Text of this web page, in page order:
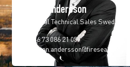
Anton Andersson
Regional Technical Sales Sweden
+46 73 086 21 05
anton.andersson@fireseal.se